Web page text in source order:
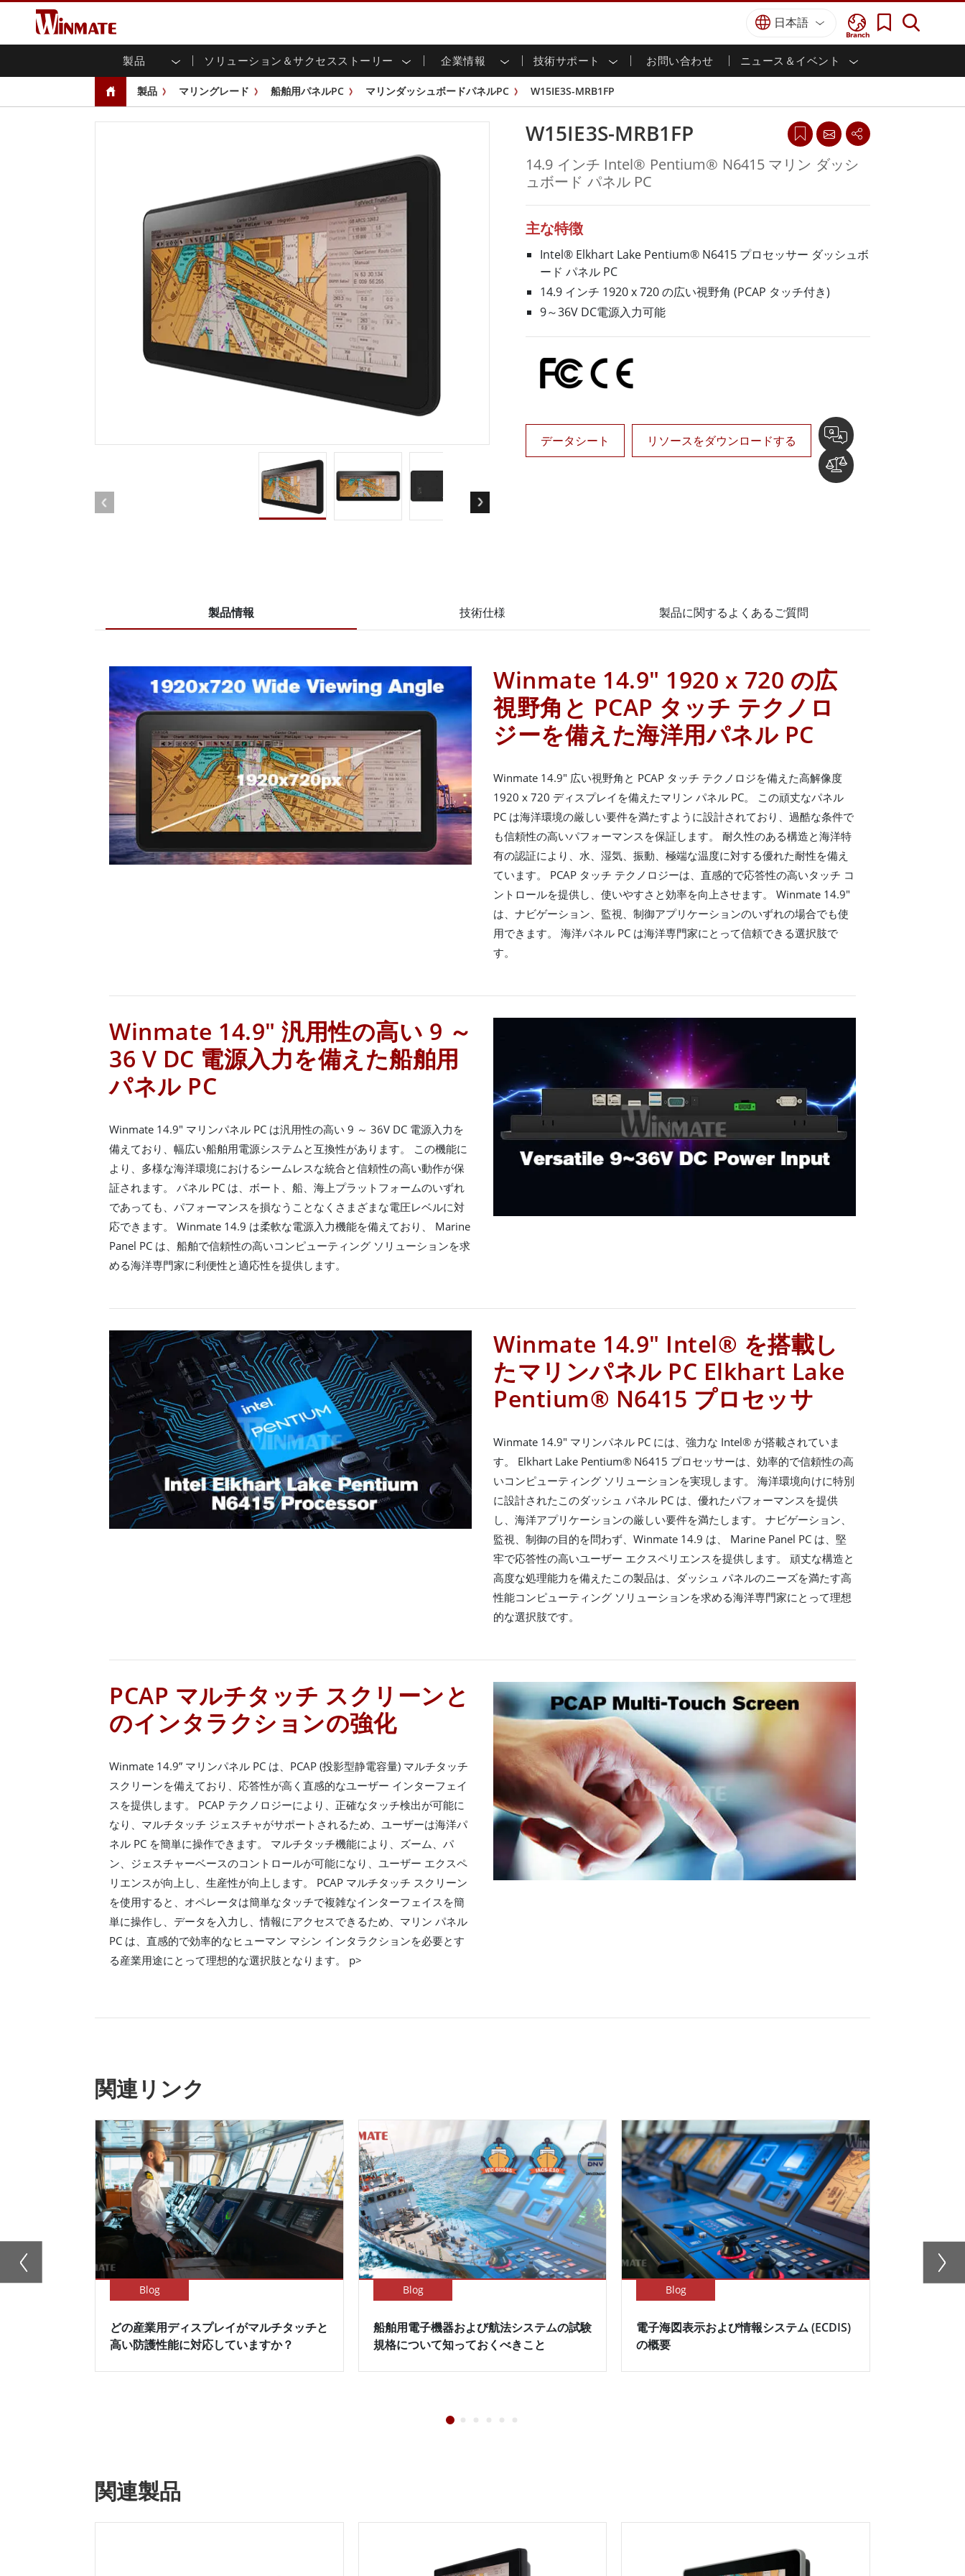
Branch
日本語
製品 ソリューション＆サクセスストーリー 企業情報 技術サポート お問い合わせ ニュース＆イベント
企業モビリティコンピュータ
頑丈なノートパソコン
堅牢タブレットコントローラー
ラジオPoC
エッジAIモビリティ
産業用ディスプレイ
マルチタッチ (P-
パネルマウント
フロントIP65
PoEタッチ
USB Type-C
ステンレスシリー
ズ
屋外ディスプレイ
G-WINシリーズ /
リアマウント
ATEXグレード
バータイプディス
プレイ
OSD Box
産業用パネルPCおよびHMI
HMI (P-CAPタッチ)
産業用パネルPC (P-CAPタッチ)
産業用パネルPC (抵抗膜方式)
ステンレスシリーズ
G-WINシリーズ / IP67設計
ATEXグレード
バータイプパネルPC
エッジAIパネルPC
防衛頑丈なノートパソコン
防衛超堅牢タブレット
防衛パネルPC
防衛ディスプレイ / NVIS ディスプレイ
地上管制ステーション
車載コンピュータ
Windows 車載コンピュータ
Android 車載コンピュータ
車載用タブレット
組み込みコンピューティング
ボックスPC / 防水頑丈なPC IP65
IoTゲートウェイ
ラジオゲートウェイ
ヘルスケアグレード
ヘルスケア堅牢タブレット
ヘルスケアパネルPC
船舶用パネルPC
More
頑丈なロボットコントローラ 石油・ガス、ATEXグレード
ATEXグレード堅牢タブレット
ATEX認定 堅牢型ハンドヘルドコンピュ
More
AI コンピュータ
エッジ AI モビリティ
堅牢なロボットコントローラ AI対応 エネルギー、化学、ATEX
農業
交通 食品 & 衛生産業
海洋
倉庫 & 物流
防衛
インフラ
インテリジェントロボットシス
テム
再生可能エネルギー
ヘビーデューティー
金属＆鉱業 スマート充電ステーション
会社概要 投資家情報 サステナビリティ
保証 ダウンロードセンター カスタマーサービスセンター
マーケティングポータル
ファイル共有
新製品情報 ニュースレター 製品仕様変更のお知らせ
展示会・イベント
Youtubeチャンネル バーチャル展示会
認証／コンプライアンス
製品 マリングレード 船舶用パネルPC マリンダッシュボードパネルPC W15IE3S-MRB1FP
W15IE3S-MRB1FP
14.9 インチ Intel® Pentium® N6415 マリン ダッシ
ュボード パネル PC
主な特徴
Intel® Elkhart Lake Pentium® N6415 プロセッサー ダッシュボ
ード パネル PC
14.9 インチ 1920 x 720 の広い視野角 (PCAP タッチ付き)
9～36V DC電源入力可能
データシート リソースをダウンロードする
製品情報 技術仕様 製品に関するよくあるご質問
Winmate 14.9" 1920 x 720 の広
視野角と PCAP タッチ テクノロ
ジーを備えた海洋用パネル PC
Winmate 14.9" 広い視野角と PCAP タッチ テクノロジを備えた高解像度
1920 x 720 ディスプレイを備えたマリン パネル PC。 この頑丈なパネル
PC は海洋環境の厳しい要件を満たすように設計されており、過酷な条件で
も信頼性の高いパフォーマンスを保証します。 耐久性のある構造と海洋特
有の認証により、水、湿気、振動、極端な温度に対する優れた耐性を備え
ています。 PCAP タッチ テクノロジーは、直感的で応答性の高いタッチ コ
ントロールを提供し、使いやすさと効率を向上させます。 Winmate 14.9"
は、ナビゲーション、監視、制御アプリケーションのいずれの場合でも使
用できます。 海洋パネル PC は海洋専門家にとって信頼できる選択肢で
す。
Winmate 14.9" 汎用性の高い 9 ～
36 V DC 電源入力を備えた船舶用
パネル PC
Winmate 14.9" マリンパネル PC は汎用性の高い 9 ～ 36V DC 電源入力を
備えており、幅広い船舶用電源システムと互換性があります。 この機能に
より、多様な海洋環境におけるシームレスな統合と信頼性の高い動作が保
証されます。 パネル PC は、ボート、船、海上プラットフォームのいずれ
であっても、パフォーマンスを損なうことなくさまざまな電圧レベルに対
応できます。 Winmate 14.9 は柔軟な電源入力機能を備えており、 Marine
Panel PC は、船舶で信頼性の高いコンピューティング ソリューションを求
める海洋専門家に利便性と適応性を提供します。
Winmate 14.9" Intel® を搭載し
たマリンパネル PC Elkhart Lake
Pentium® N6415 プロセッサ
Winmate 14.9" マリンパネル PC には、強力な Intel® が搭載されていま
す。 Elkhart Lake Pentium® N6415 プロセッサーは、効率的で信頼性の高
いコンピューティング ソリューションを実現します。 海洋環境向けに特別
に設計されたこのダッシュ パネル PC は、優れたパフォーマンスを提供
し、海洋アプリケーションの厳しい要件を満たします。 ナビゲーション、
監視、制御の目的を問わず、Winmate 14.9 は、 Marine Panel PC は、堅
牢で応答性の高いユーザー エクスペリエンスを提供します。 頑丈な構造と
高度な処理能力を備えたこの製品は、ダッシュ パネルのニーズを満たす高
性能コンピューティング ソリューションを求める海洋専門家にとって理想
的な選択肢です。
PCAP マルチタッチ スクリーンと
のインタラクションの強化
Winmate 14.9” マリンパネル PC は、PCAP (投影型静電容量) マルチタッチ
スクリーンを備えており、応答性が高く直感的なユーザー インターフェイ
スを提供します。 PCAP テクノロジーにより、正確なタッチ検出が可能に
なり、マルチタッチ ジェスチャがサポートされるため、ユーザーは海洋パ
ネル PC を簡単に操作できます。 マルチタッチ機能により、ズーム、パ
ン、ジェスチャーベースのコントロールが可能になり、ユーザー エクスペ
リエンスが向上し、生産性が向上します。 PCAP マルチタッチ スクリーン
を使用すると、オペレータは簡単なタッチで複雑なインターフェイスを簡
単に操作し、データを入力し、情報にアクセスできるため、マリン パネル
PC は、直感的で効率的なヒューマン マシン インタラクションを必要とす
る産業用途にとって理想的な選択肢となります。 p>
関連リンク
Blog
どの産業用ディスプレイがマルチタッチと
高い防護性能に対応していますか？
Blog
船舶用電子機器および航法システムの試験
規格について知っておくべきこと
Blog
電子海図表示および情報システム (ECDIS)
の概要
関連製品